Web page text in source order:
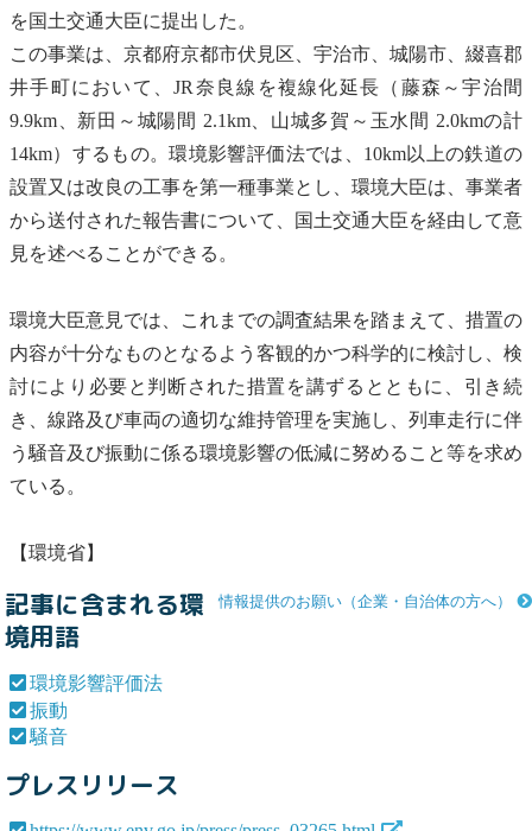
を国土交通大臣に提出した。
この事業は、京都府京都市伏見区、宇治市、城陽市、綴喜郡
井手町において、JR奈良線を複線化延長（藤森～宇治間
9.9km、新田～城陽間 2.1km、山城多賀～玉水間 2.0kmの計
14km）するもの。環境影響評価法では、10km以上の鉄道の
設置又は改良の工事を第一種事業とし、環境大臣は、事業者
から送付された報告書について、国土交通大臣を経由して意
見を述べることができる。
環境大臣意見では、これまでの調査結果を踏まえて、措置の
内容が十分なものとなるよう客観的かつ科学的に検討し、検
討により必要と判断された措置を講ずるとともに、引き続
き、線路及び車両の適切な維持管理を実施し、列車走行に伴
う 騒音及び振動に係る環境影響の低減に努めること等を求め
ている。
【環境省】
情報提供のお願い（企業・自治体の方へ）
記事に含まれる環
境用語
環境影響評価法
振動
騒音
プレスリリース